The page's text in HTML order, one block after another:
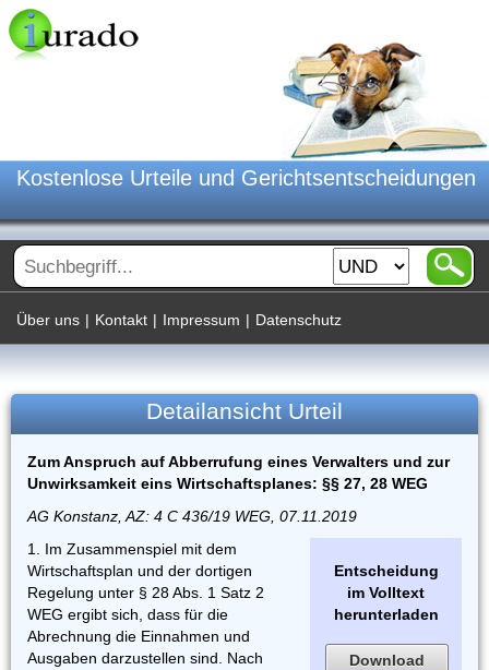
Kostenlose Urteile und Gerichtsentscheidungen
Über uns | Kontakt | Impressum | Datenschutz
Detailansicht Urteil
Zum Anspruch auf Abberrufung eines Verwalters und zur
Unwirksamkeit eins Wirtschaftsplanes: §§ 27, 28 WEG
AG Konstanz, AZ: 4 C 436/19 WEG, 07.11.2019
Entscheidung
im Volltext
herunterladen
Download
1. Im Zusammenspiel mit dem
Wirtschaftsplan und der dortigen
Regelung unter § 28 Abs. 1 Satz 2
WEG ergibt sich, dass für die
Abrechnung die Einnahmen und
Ausgaben darzustellen sind. Nach